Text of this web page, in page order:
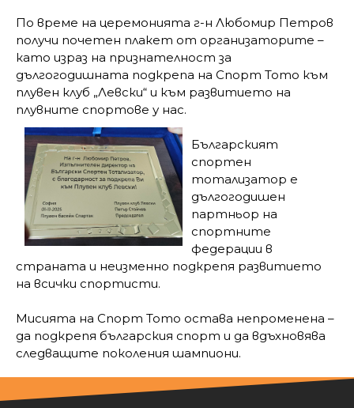
По време на церемонията г-н Любомир Петров
получи почетен плакет от организаторите –
като израз на признателност за
дългогодишната подкрепа на Спорт Тото към
плувен клуб „Левски“ и към развитието на
плувните спортове у нас.
Българският
спортен
тотализатор е
дългогодишен
партньор на
спортните
федерации в
страната и неизменно подкрепя развитието
на всички спортисти.
Мисията на Спорт Тото остава непроменена –
да подкрепя българския спорт и да вдъхновява
следващите поколения шампиони.